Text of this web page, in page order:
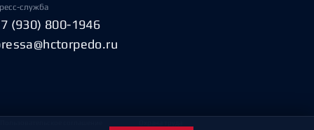
служба
(930) 800-1946